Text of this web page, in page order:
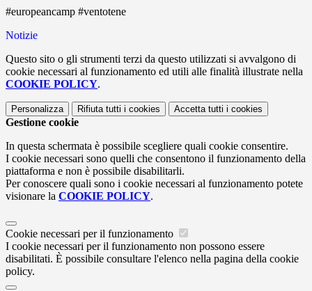
#europeancamp #ventotene
Notizie
Questo sito o gli strumenti terzi da questo utilizzati si avvalgono di
cookie necessari al funzionamento ed utili alle finalità illustrate nella
COOKIE POLICY.
Personalizza Rifiuta tutti i cookies Accetta tutti i cookies
Gestione cookie
In questa schermata è possibile scegliere quali cookie consentire.
I cookie necessari sono quelli che consentono il funzionamento della
piattaforma e non è possibile disabilitarli.
Per conoscere quali sono i cookie necessari al funzionamento potete
visionare la COOKIE POLICY.
Cookie necessari per il funzionamento
I cookie necessari per il funzionamento non possono essere
disabilitati. È possibile consultare l'elenco nella pagina della cookie
policy.